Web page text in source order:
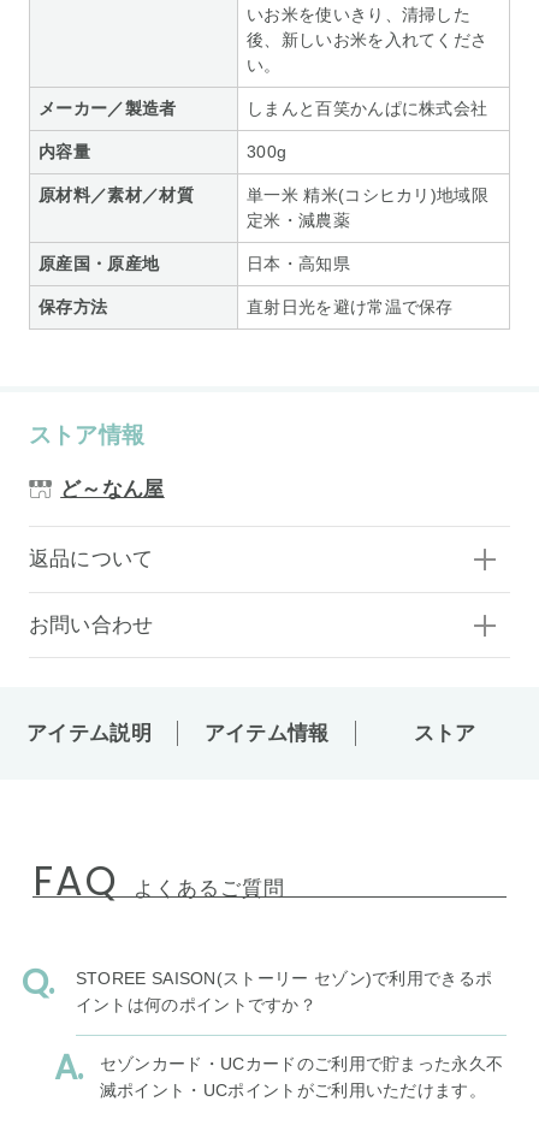
いお米を使いきり、清掃した
後、新しいお米を入れてくださ
い。
メーカー／製造者 しまんと百笑かんぱに株式会社
内容量 300g
原材料／素材／材質
単一米 精米(コシヒカリ)地域限
定米・減農薬
原産国・原産地 日本・高知県
保存方法 直射日光を避け常温で保存
ストア情報
ど～なん屋
返品について
お問い合わせ
アイテム説明 アイテム情報 ストア
FAQ よくあるご質問
STOREE SAISON(ストーリー セゾン)で利用できるポ
イントは何のポイントですか？
セゾンカード・UCカードのご利用で貯まった永久不
滅ポイント・UCポイントがご利用いただけます。